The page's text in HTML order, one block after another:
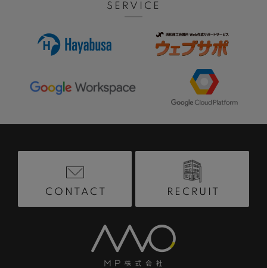
SERVICE
CONTACT RECRUIT